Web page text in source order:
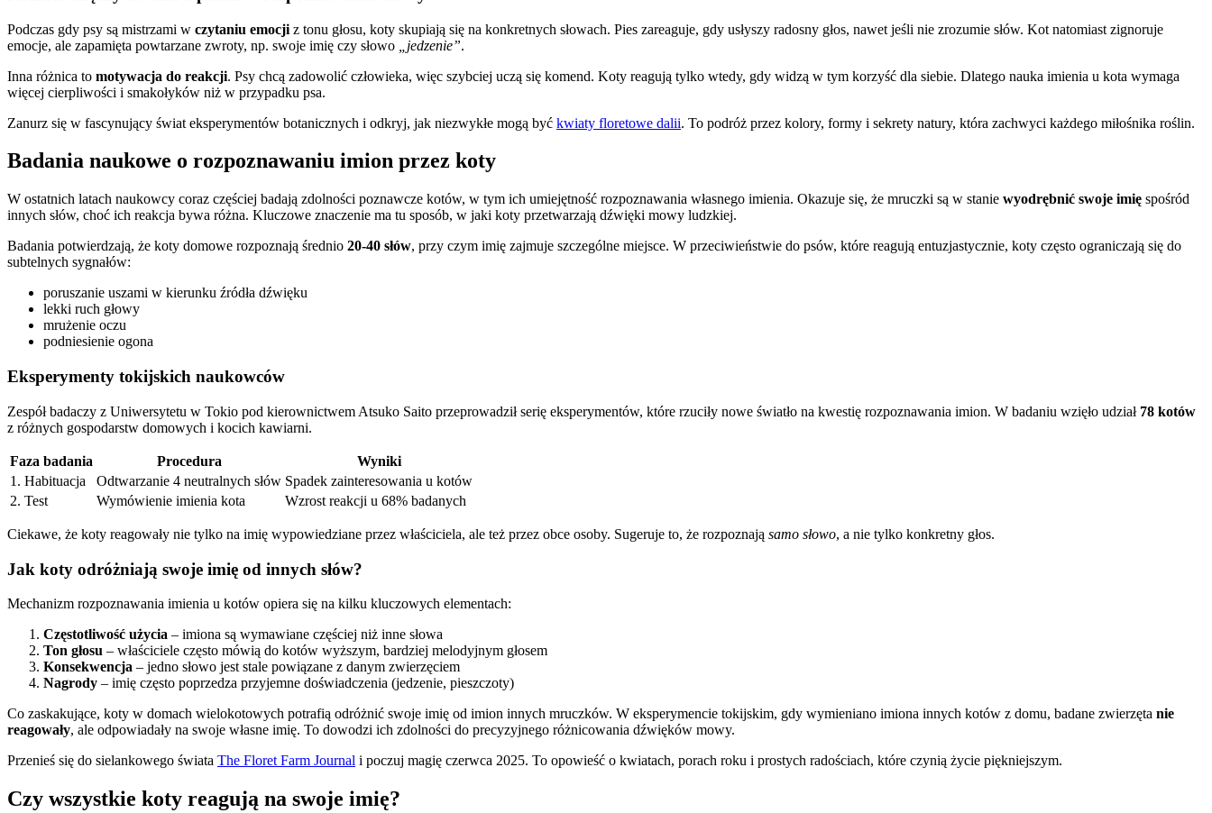
Podczas gdy psy są mistrzami w czytaniu emocji z tonu głosu, koty skupiają się na konkretnych słowach. Pies zareaguje, gdy usłyszy radosny głos, nawet jeśli nie zrozumie słów. Kot natomiast zignoruje
emocje, ale zapamięta powtarzane zwroty, np. swoje imię czy słowo
„jedzenie”.
Inna różnica to motywacja do reakcji. Psy chcą zadowolić człowieka, więc szybciej uczą się komend. Koty reagują tylko wtedy, gdy widzą w tym korzyść dla siebie. Dlatego nauka imienia u kota wymaga
więcej cierpliwości i smakołyków niż w przypadku psa.
Zanurz się w fascynujący świat eksperymentów botanicznych i odkryj, jak niezwykłe mogą być kwiaty floretowe dalii. To podróż przez kolory, formy i sekrety natury, która zachwyci każdego miłośnika roślin.
Badania naukowe o rozpoznawaniu imion przez koty
W ostatnich latach naukowcy coraz częściej badają zdolności poznawcze kotów, w tym ich umiejętność rozpoznawania własnego imienia. Okazuje się, że mruczki są w stanie wyodrębnić swoje imię spośród
innych słów, choć ich reakcja bywa różna. Kluczowe znaczenie ma tu sposób, w jaki koty przetwarzają dźwięki mowy ludzkiej.
Badania potwierdzają, że koty domowe rozpoznają średnio 20-40 słów, przy czym imię zajmuje szczególne miejsce. W przeciwieństwie do psów, które reagują entuzjastycznie, koty często ograniczają się do
subtelnych sygnałów:
poruszanie uszami w kierunku źródła dźwięku
lekki ruch głowy
mrużenie oczu
podniesienie ogona
Eksperymenty tokijskich naukowców
Zespół badaczy z Uniwersytetu w Tokio pod kierownictwem Atsuko Saito przeprowadził serię eksperymentów, które rzuciły nowe światło na kwestię rozpoznawania imion. W badaniu wzięło udział 78 kotów
z różnych gospodarstw domowych i kocich kawiarni.
Faza badania Procedura
Wyniki
1. Habituacja
Odtwarzanie 4 neutralnych słów Spadek zainteresowania u kotów
2. Test
Wymówienie imienia kota Wzrost reakcji u 68% badanych
Ciekawe, że koty reagowały nie tylko na imię wypowiedziane przez właściciela, ale też przez obce osoby. Sugeruje to, że rozpoznają samo słowo, a nie tylko konkretny głos.
Jak koty odróżniają swoje imię od innych słów?
Mechanizm rozpoznawania imienia u kotów opiera się na kilku kluczowych elementach:
Częstotliwość użycia – imiona są wymawiane częściej niż inne słowa
Ton głosu – właściciele często mówią do kotów wyższym, bardziej melodyjnym głosem
Konsekwencja – jedno słowo jest stale powiązane z danym zwierzęciem
Nagrody – imię często poprzedza przyjemne doświadczenia (jedzenie, pieszczoty)
Co zaskakujące, koty w domach wielokotowych potrafią odróżnić swoje imię od imion innych mruczków. W eksperymencie tokijskim, gdy wymieniano imiona innych kotów z domu, badane zwierzęta nie
reagowały, ale odpowiadały na swoje własne imię. To dowodzi ich zdolności do precyzyjnego różnicowania dźwięków mowy.
Przenieś się do sielankowego świata The Floret Farm Journal i poczuj magię czerwca 2025. To opowieść o kwiatach, porach roku i prostych radościach, które czynią życie piękniejszym.
Czy wszystkie koty reagują na swoje imię?